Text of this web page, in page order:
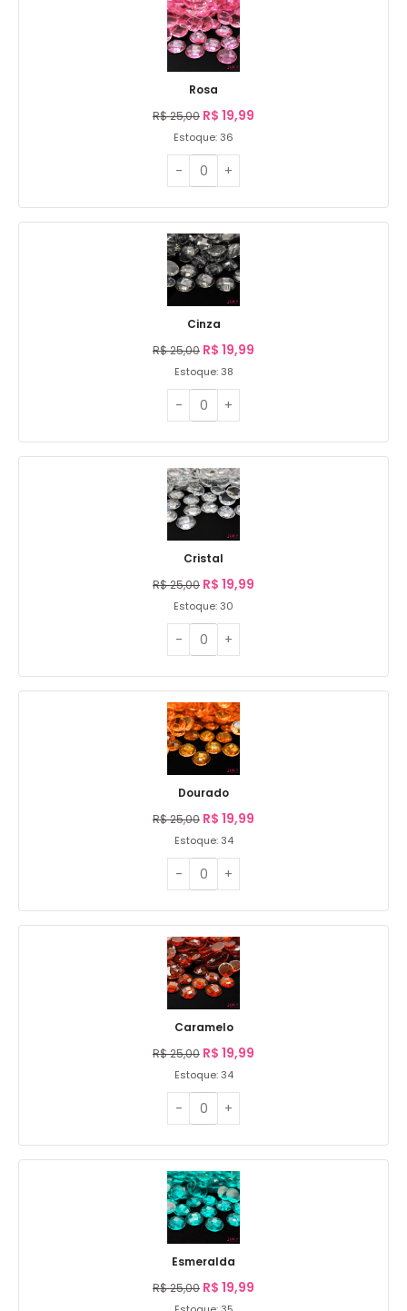
Rosa
R$25,00 R$ 19,99
Estoque: 36
Cinza
R$25,00 R$ 19,99
Estoque: 38
Cristal
R$25,00 R$ 19,99
Estoque: 30
Dourado
R$25,00 R$ 19,99
Estoque: 34
Caramelo
R$25,00 R$ 19,99
Estoque: 34
Esmeralda
R$25,00 R$ 19,99